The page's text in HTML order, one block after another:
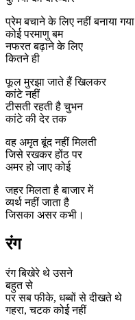
प्रेम बचाने के लिए नहीं बनाया गया
कोई परमाणु बम
नफरत बढ़ाने के लिए
कितने ही
फूल मुरझा जाते हैं खिलकर
कांटे नहीं
टीसती रहती है चुभन
कांटे की देर तक
वह अमृत बूंद नहीं मिलती
जिसे रखकर होंठ पर
अमर हो जाए कोई
जहर मिलता है बाजार में
व्यर्थ नहीं जाता है
जिसका असर कभी।
रंग
रंग बिखेरे थे उसने
बहुत से
पर सब फीके, धब्बों से दीखते थे
गहरा, चटक कोई नहीं